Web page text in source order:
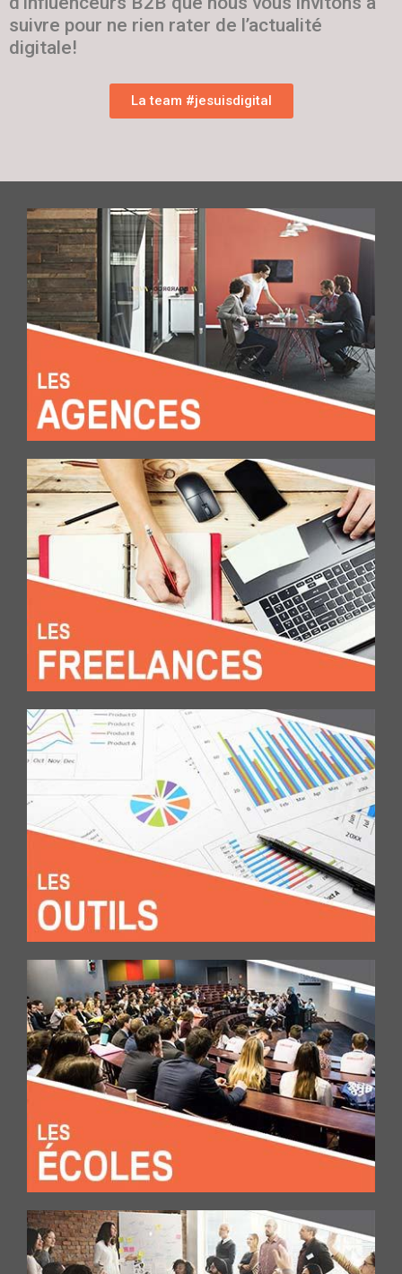
suivre pour ne rien rater de l’actualité
digitale!
La team #jesuisdigital